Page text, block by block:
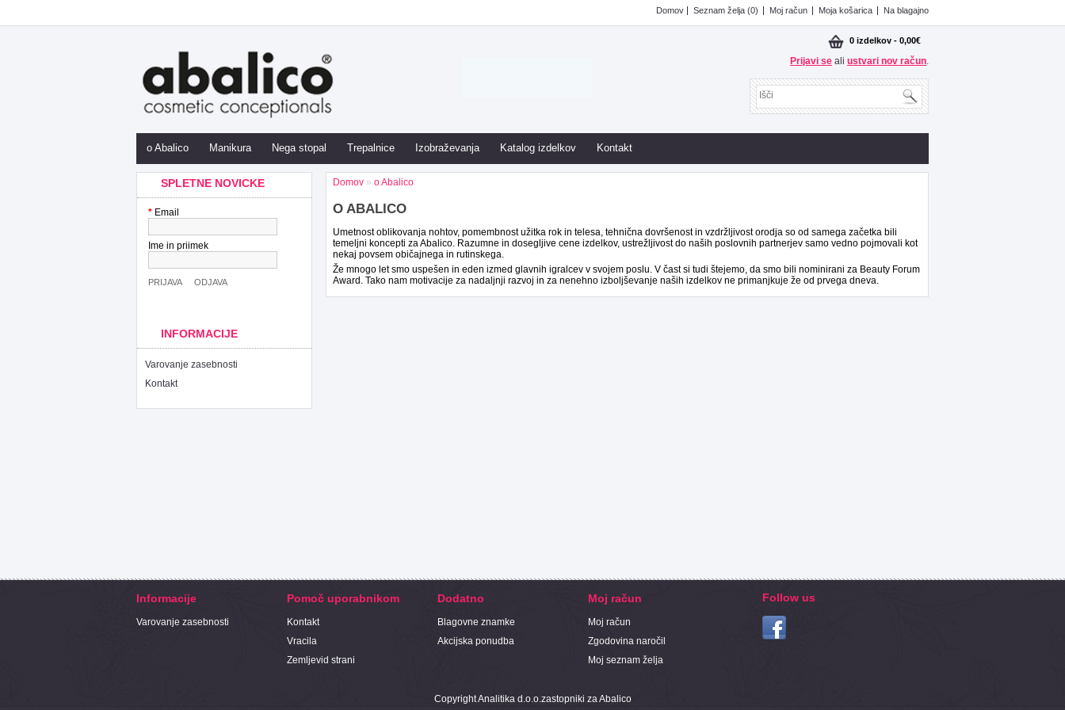
0 izdelkov - 0,00€
Prijavi se ali ustvari nov račun.
Domov Seznam želja (0) Moj račun Moja košarica Na blagajno
o Abalico Manikura Nega stopal Trepalnice Izobraževanja Katalog izdelkov Kontakt
SPLETNE NOVICKE
* Email
Ime in priimek
PRIJAVA ODJAVA
INFORMACIJE
Varovanje zasebnosti
Kontakt
Domov » o Abalico
O ABALICO
Umetnost oblikovanja nohtov, pomembnost užitka rok in telesa, tehnična dovršenost in vzdržljivost orodja so od samega začetka bili
temeljni koncepti za Abalico. Razumne in dosegljive cene izdelkov, ustrežljivost do naših poslovnih partnerjev samo vedno pojmovali kot
nekaj povsem običajnega in rutinskega.
Že mnogo let smo uspešen in eden izmed glavnih igralcev v svojem poslu. V čast si tudi štejemo, da smo bili nominirani za Beauty Forum
Award. Tako nam motivacije za nadaljnji razvoj in za nenehno izboljševanje naših izdelkov ne primanjkuje že od prvega dneva.
Informacije
Varovanje zasebnosti
Pomoč uporabnikom
Kontakt
Vracila
Zemljevid strani
Dodatno
Blagovne znamke
Akcijska ponudba
Moj račun
Moj račun
Zgodovina naročil
Moj seznam želja
Follow us
CopyrightAnalitika d.o.o.zastopniki za Abalico